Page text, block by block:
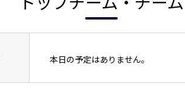
本日の予定はありません。